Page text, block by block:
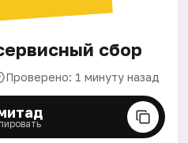
сбор
Проверено: 1 минуту назад